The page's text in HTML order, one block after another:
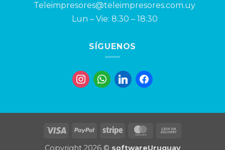
Teleimpresores@teleimpresores.com.uy
Lun – Vie: 8:30 – 18:30
SÍGUENOS
instagramwhatsapp
linkedinfacebook
Visa PayPal Stripe MasterCard
Copyright 2026 © softwareUruguay